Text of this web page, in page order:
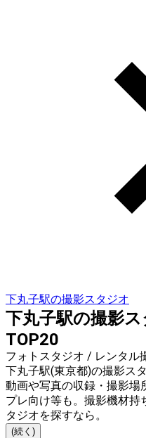
下丸子駅の撮影スタジオ
下丸子駅の撮影
TOP20
フォトスタジオ / レンタル
下丸子駅(東京都)の撮影ス
動画や写真の収録・撮影場
プレ向け等も。撮影機材持
タジオを探すなら。
(続く)